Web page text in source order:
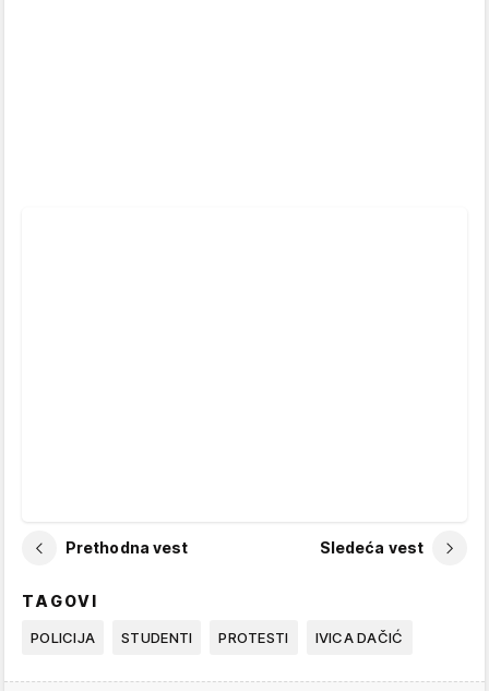
Prethodna vest Sledeća vest
TAGOVI
POLICIJA STUDENTI PROTESTI IVICA DAČIĆ